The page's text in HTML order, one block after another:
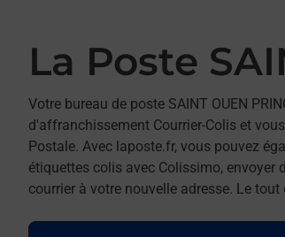
La Poste
Votre bureau de poste SAINT OUEN
d'affranchissement Courrier-Colis et
Postale. Avec laposte.fr, vous pouvez
étiquettes colis avec Colissimo, envoyer
courrier à votre nouvelle adresse. Le